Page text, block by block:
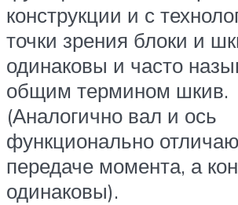
конструкции и с
точки зрения блоки и
одинаковы и часто
общим термином шкив.
(Аналогично вал и ось
функционально
передаче момента, а
одинаковы).